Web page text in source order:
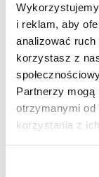
i reklam, aby
analizować
korzystasz z
Partnerzy mogą
otrzymanymi od
korzystania z
admin
Wszystkie